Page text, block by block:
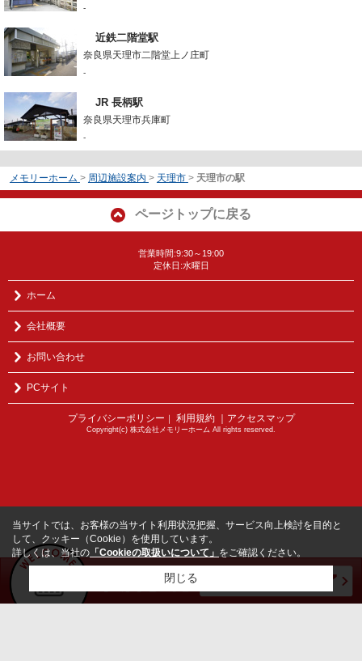
-
近鉄二階堂駅
奈良県天理市二階堂上ノ庄町
-
JR 長柄駅
奈良県天理市兵庫町
-
メモリーホーム > 周辺施設案内 > 天理市 > 天理市の駅
ページトップに戻る
営業時間:9:30～19:00
定休日:水曜日
ホーム
会社概要
お問い合わせ
PCサイト
プライバシーポリシー ｜ 利用規約 ｜アクセスマップ
Copyright(c) 株式会社メモリーホーム All rights reserved.
当サイトでは、お客様の当サイト利用状況把握、サービス向上検討を目的と
して、クッキー（Cookie）を使用しています。
詳しくは、当社の 「Cookieの取扱いについて」 をご確認ください。
閉じる